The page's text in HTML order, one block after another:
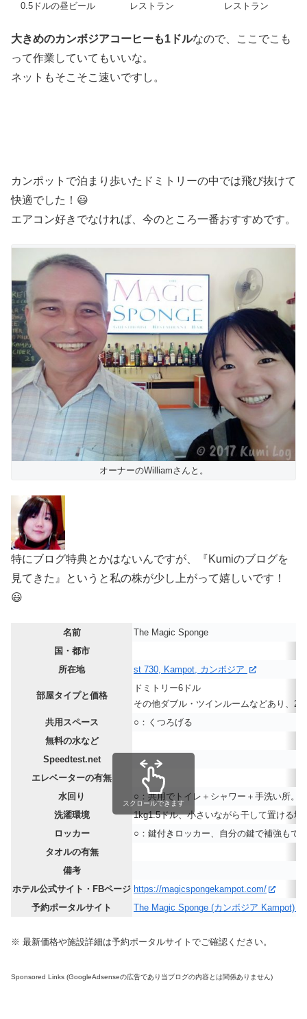
0.5ドルの昼ビール レストラン レストラン
大きめのカンボジアコーヒーも1ドルなので、ここでこも
って作業していてもいいな。
ネットもそこそこ速いですし。
カンポットで泊まり歩いたドミトリーの中では飛び抜けて
快適でした！😃
エアコン好きでなければ、今のところ一番おすすめです。
オーナーのWilliamさんと。
特にブログ特典とかはないんですが、『Kumiのブログを
見てきた』というと私の株が少し上がって嬉しいです！
😃
名前
The Magic Sponge
国・都市
所在地
st 730, Kampot, カンボジア
部屋タイプと価格
ドミトリー6ドル
その他ダブル・ツインルームなどあり、20
共用スペース
○：くつろげる
無料の水など
Speedtest.net
エレベーターの有無
水回り
○：共用でトイレ＋シャワー＋手洗い所。
洗濯環境
1kg1.5ドル、小さいながら干して置ける場
ロッカー
○：鍵付きロッカー、自分の鍵で補強もで
タオルの有無
備考
ホテル公式サイト・FBページ https://magicspongekampot.com/
予約ポータルサイト
The Magic Sponge (カンボジア Kampot) -
スクロールできます
※ 最新価格や施設詳細は予約ポータルサイトでご確認ください。
Sponsored Links (GoogleAdsenseの広告であり当ブログの内容とは関係ありません)